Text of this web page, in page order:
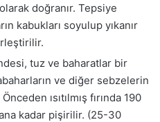
doğranır. Tepsiye
kabukları soyulup yıkanır
tuz ve baharatlar bir
ve diğer sebzelerin
ısıtılmış fırında 190
kadar pişirilir. (25-30